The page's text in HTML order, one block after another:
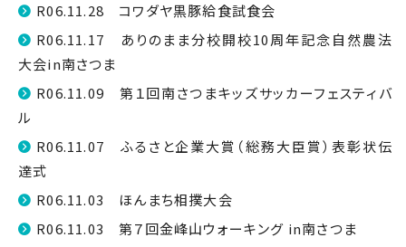
R06.11.28 コワダヤ黒豚給食試食会
R06.11.17 ありのまま分校開校10周年記念自然農法
大会in南さつま
R06.11.09 第１回南さつまキッズサッカーフェスティバ
ル
R06.11.07 ふるさと企業大賞（総務大臣賞）表彰状伝
達式
R06.11.03 ほんまち相撲大会
R06.11.03 第７回金峰山ウォーキング in南さつま